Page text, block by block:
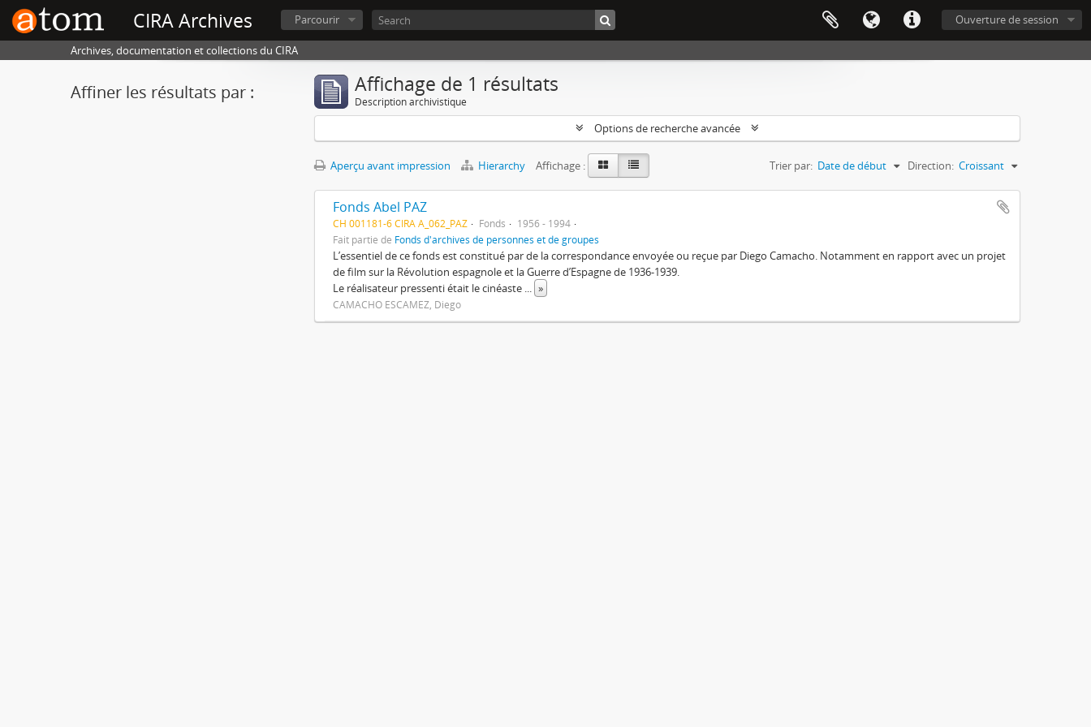
CIRA Archives Ouverture de session
Parcourir
Archives, documentation et collections du CIRA
Affiner les résultats par : Affichage de 1 résultats
Description archivistique
Options de recherche avancée
Aperçu avant impression Hierarchy Affichage : Trier par: Date de début Direction: Croissant
Fonds Abel PAZ
CH 001181-6 CIRA A_062_PAZ Fonds
1956 - 1994
Fait partie de Fonds d'archives de personnes et de groupes
L’essentiel de ce fonds est constitué par de la correspondance envoyée ou reçue par Diego Camacho. Notamment en rapport avec un projet
de film sur la Révolution espagnole et la Guerre d’Espagne de 1936-1939.
Le réalisateur pressenti était le cinéaste ... »
CAMACHO ESCAMEZ, Diego